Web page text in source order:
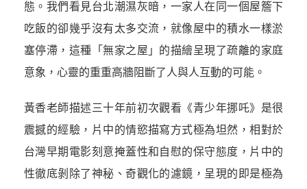
態。我們看見台北潮濕灰暗，一家人在同一個屋簷下
吃飯的卻幾乎沒有太多交流，就像屋中的積水一樣淤
塞停滯，這種「無家之屋」的描繪呈現了疏離的家庭
意象，心靈的重重高牆阻斷了人與人互動的可能。
黃香老師描述三十年前初次觀看《青少年挪吒》是很
震撼的經驗，片中的情慾描寫方式極為坦然，相對於
台灣早期電影刻意掩蓋性和自慰的保守態度，片中的
性徹底剝除了神秘、奇觀化的濾鏡，呈現的即是極為